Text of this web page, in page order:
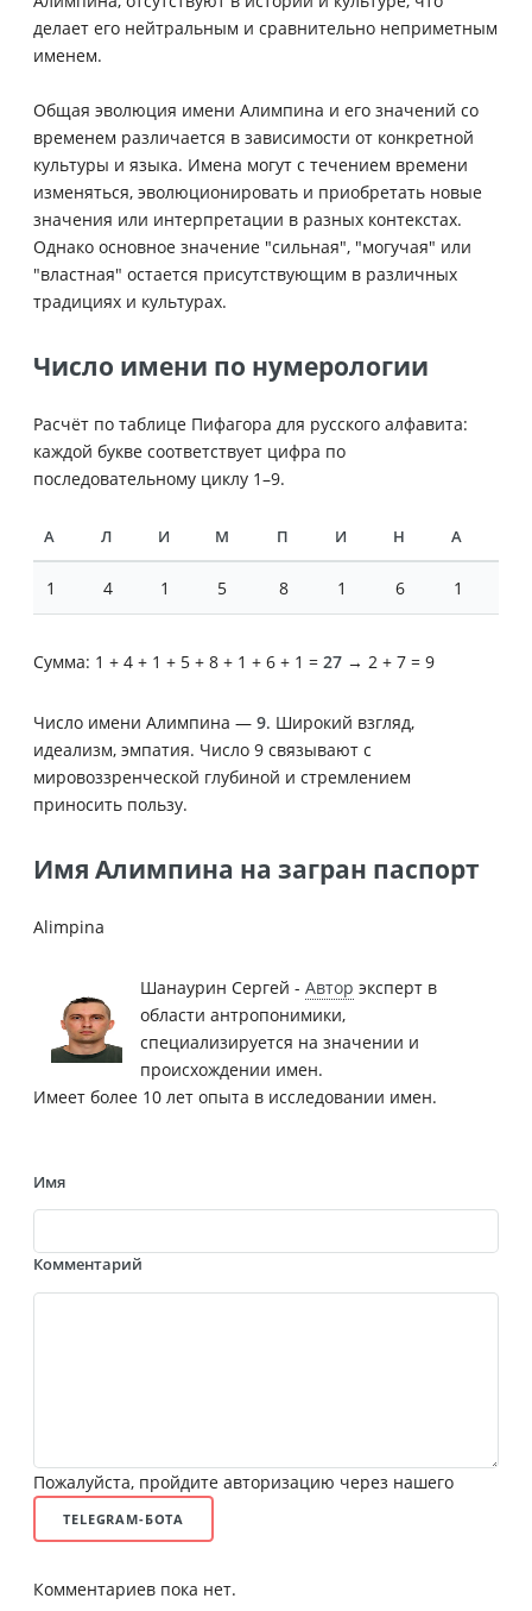
делает его нейтральным и сравнительно неприметным
именем.
Общая эволюция имени Алимпина и его значений со
временем различается в зависимости от конкретной
культуры и языка. Имена могут с течением времени
изменяться, эволюционировать и приобретать новые
значения или интерпретации в разных контекстах.
Однако основное значение "сильная", "могучая" или
"властная" остается присутствующим в различных
традициях и культурах.
Число имени по нумерологии
Расчёт по таблице Пифагора для русского алфавита:
каждой букве соответствует цифра по
последовательному циклу 1–9.
А Л И М П И Н А
1 4 1 5 8 1 6 1
Сумма: 1 + 4 + 1 + 5 + 8 + 1 + 6 + 1 = 27 → 2 + 7 = 9
Число имени Алимпина — 9. Широкий взгляд,
идеализм, эмпатия. Число 9 связывают с
мировоззренческой глубиной и стремлением
приносить пользу.
Имя Алимпина на загран паспорт
Alimpina
Шанаурин Сергей - Автор эксперт в
области антропонимики,
специализируется на значении и
происхождении имен.
Имеет более 10 лет опыта в исследовании имен.
Имя
Комментарий
Пожалуйста, пройдите авторизацию через нашего
TELEGRAM-БОТА
Комментариев пока нет.